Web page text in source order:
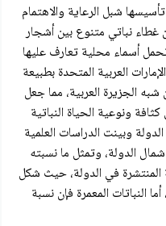
شبل الرعاية والاهتمام
غطاء نباتي متنوع بين أشجار
أسماء محلية تعارف عليها
العربية المتحدة بطبيعة
الجزيرة العربية، مما جعل
ونوعية الحياة النباتية
وبينت الدراسات العلمية
شمال الدولة، وتمثل ما نسبته
المنتشرة في الدولة، حيث شكل
أما النباتات المعمرة فإن نسبة